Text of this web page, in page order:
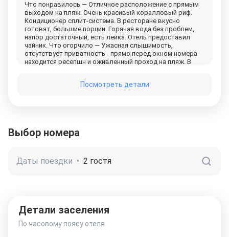
Что понравилось — Отличное расположение с прямым
выходом на пляж. Очень красивый коралловый риф.
Кондиционер сплит-система. В ресторане вкусно
готовят, большие порции. Горячая вода без проблем,
напор достаточный, есть лейка. Отель предоставил
чайник. Что огорчило — Ужасная слышимость,
отсутствует приватность - прямо перед окном номера
находится ресепшн и оживленный проход на пляж. В
Вайфай плохой. В ванной сильный запах канализации.
Посмотреть детали
Выбор номера
Даты поездки • 2 гостя
Детали заселения
По часовому поясу отеля